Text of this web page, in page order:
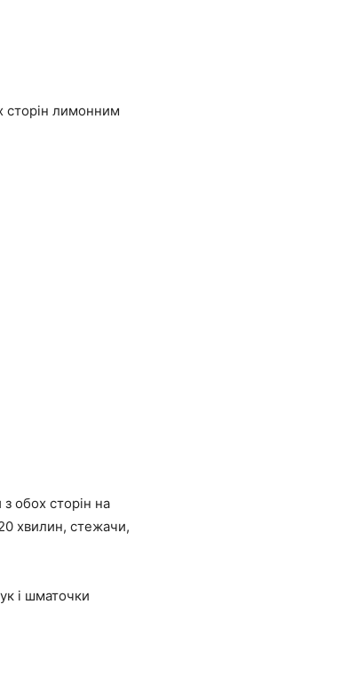
сторін лимонним
обох сторін на
хвилин, стежачи,
і шматочки